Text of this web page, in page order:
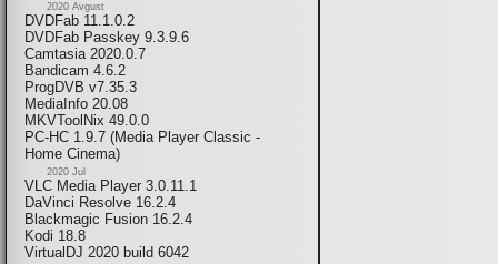
2020 Avgust
DVDFab 11.1.0.2
DVDFab Passkey 9.3.9.6
Camtasia 2020.0.7
Bandicam 4.6.2
ProgDVB v7.35.3
MediaInfo 20.08
MKVToolNix 49.0.0
PC-HC 1.9.7 (Media Player Classic -
Home Cinema)
2020 Jul
VLC Media Player 3.0.11.1
DaVinci Resolve 16.2.4
Blackmagic Fusion 16.2.4
Kodi 18.8
VirtualDJ 2020 build 6042